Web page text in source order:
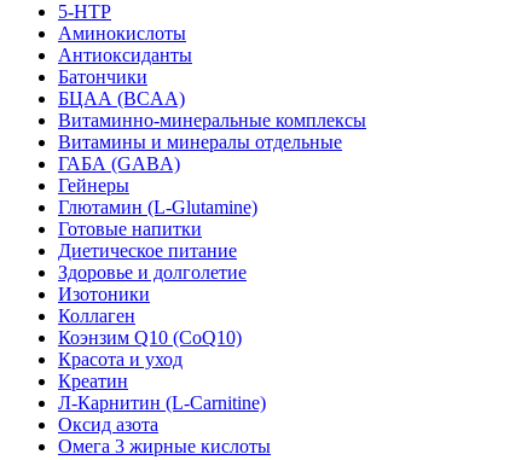
5-HTP
Аминокислоты
Антиоксиданты
Батончики
БЦАА (BCAA)
Витаминно-минеральные комплексы
Витамины и минералы отдельные
ГАБА (GABA)
Гейнеры
Глютамин (L-Glutamine)
Готовые напитки
Диетическое питание
Здоровье и долголетие
Изотоники
Коллаген
Коэнзим Q10 (CoQ10)
Красота и уход
Креатин
Л-Карнитин (L-Сarnitine)
Оксид азота
Омега 3 жирные кислоты